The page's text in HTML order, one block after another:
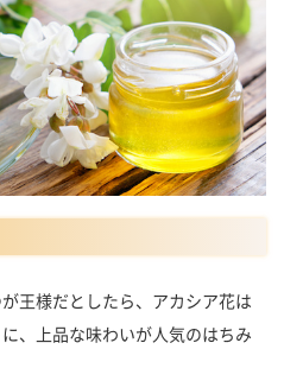
王様だとしたら、アカシア花は
、上品な味わいが人気のはちみ